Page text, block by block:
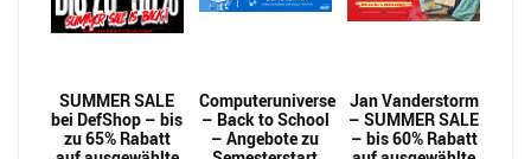
SUMMER SALE
bei DefShop – bis
zu 65% Rabatt
Computeruniverse
– Back to School
– Angebote zu
Jan Vanderstorm
– SUMMER SALE
– bis 60% Rabatt